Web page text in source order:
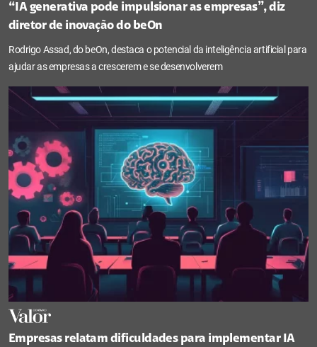
“IA generativa pode impulsionar as empresas”, diz
diretor de inovação do beOn
Rodrigo Assad, do beOn, destaca o potencial da inteligência artificial para
ajudar as empresas a crescerem e se desenvolverem
Empresas relatam dificuldades para implementar IA